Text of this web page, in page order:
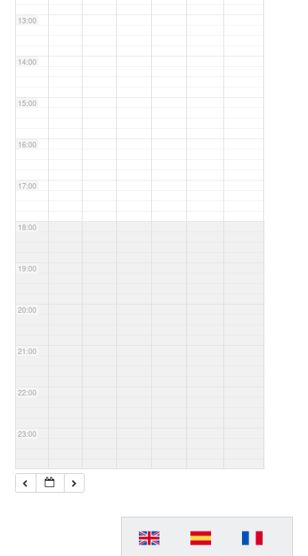
13:00
14:00
15:00
16:00
17:00
18:00
19:00
20:00
21:00
22:00
23:00